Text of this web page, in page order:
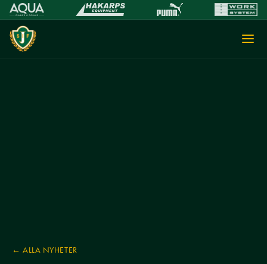
← ALLA NYHETER